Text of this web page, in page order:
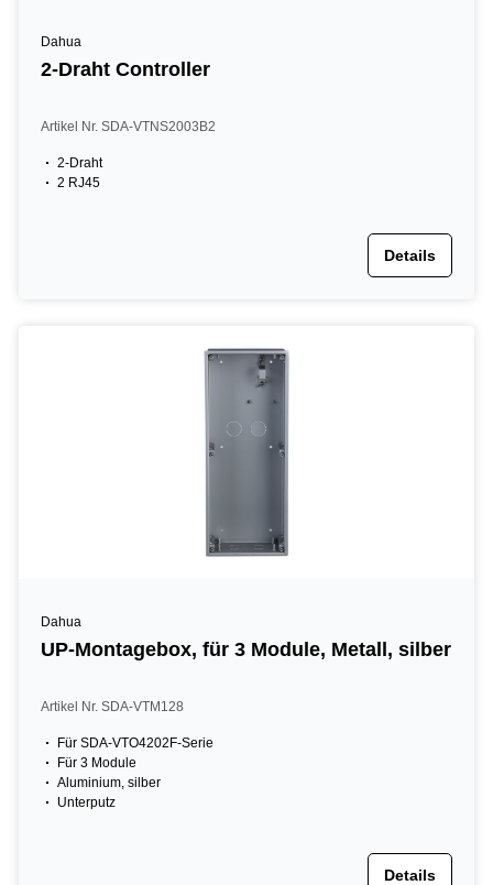
Dahua
2-Draht Controller
Artikel Nr. SDA-VTNS2003B2
2-Draht
2 RJ45
Details
Dahua
UP-Montagebox, für 3 Module, Metall, silber
Artikel Nr. SDA-VTM128
Für SDA-VTO4202F-Serie
Für 3 Module
Aluminium, silber
Unterputz
Details